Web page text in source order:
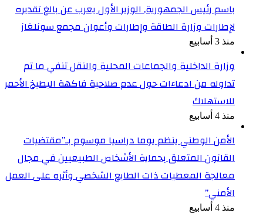
باسم رئيس الجمهورية, الوزير الأول يعرب عن بالغ تقديره
لإطارات وزارة الطاقة وإطارات وأعوان مجمع سونلغاز
منذ 3 أسابيع
وزارة الداخلية والجماعات المحلية والنقل تنفي ما تم
تداوله من ادعاءات حول عدم صلاحية فاكهة البطيخ الأحمر
للاستهلاك
منذ 4 أسابيع
الأمن الوطني ينظم يوما دراسيا موسوم بـ”مقتضيات
القانون المتعلق بحماية الأشخاص الطبيعيين في مجال
معالجة المعطيات ذات الطابع الشخصي وأثره على العمل
الأمني”
منذ 4 أسابيع